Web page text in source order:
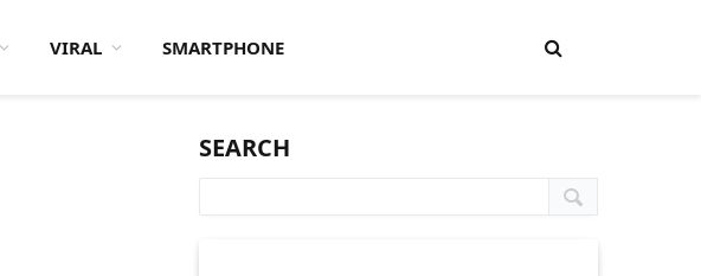
VIRAL SMARTPHONE
SEARCH